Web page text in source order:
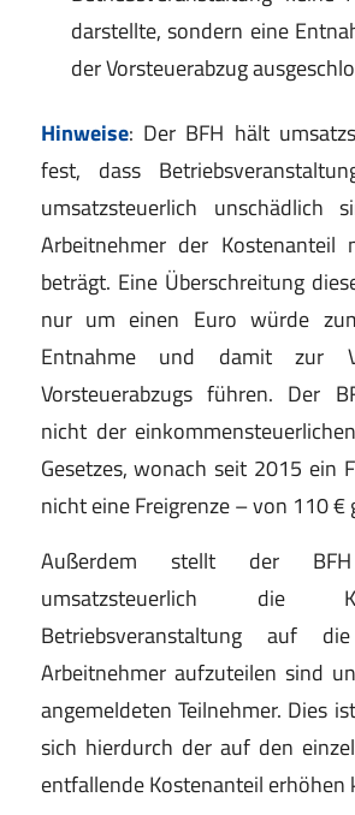
darstellte, sondern eine
der Vorsteuerabzug
Hinweise: Der BFH hält
fest, dass
umsatzsteuerlich unschädlich
Arbeitnehmer der Kostenanteil
beträgt. Eine Überschreitung
nur um einen Euro würde
Entnahme und damit zur
Vorsteuerabzugs führen. Der
nicht der
Gesetzes, wonach seit 2015 ein
nicht eine Freigrenze – von 110 €
Außerdem stellt der
umsatzsteuerlich die
Betriebsveranstaltung auf
Arbeitnehmer aufzuteilen sind
angemeldeten Teilnehmer. Dies
sich hierdurch der auf den
entfallende Kostenanteil erhöhen